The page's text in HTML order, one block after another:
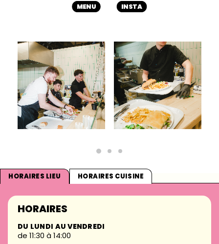
MENU INSTA
HORAIRES LIEU HORAIRES CUISINE
HORAIRES
DU LUNDI AU VENDREDI
de 11:30 à 14:00